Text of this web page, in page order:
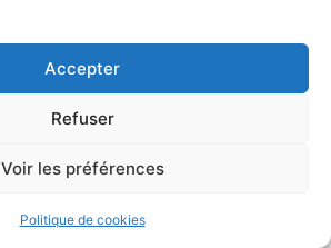
Accepter
Refuser
Voir les préférences
Politique de cookies